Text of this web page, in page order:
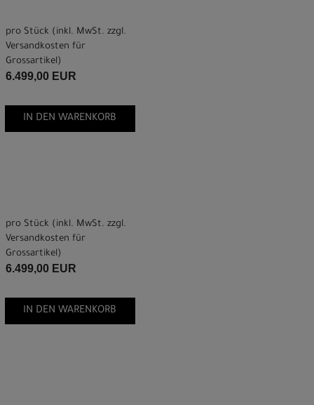
pro Stück (inkl. MwSt. zzgl.
Versandkosten für
Grossartikel )
6.499,00 EUR
IN DEN WARENKORB
pro Stück (inkl. MwSt. zzgl.
Versandkosten für
Grossartikel )
6.499,00 EUR
IN DEN WARENKORB